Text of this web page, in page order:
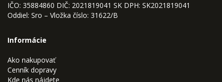
IČO: 35884860 DIČ: 2021819041 SK DPH: SK2021819041
Oddiel: Sro – Vložka číslo: 31622/B
Informácie
Ako nakupovať
Cenník dopravy
Kde nás nájdete